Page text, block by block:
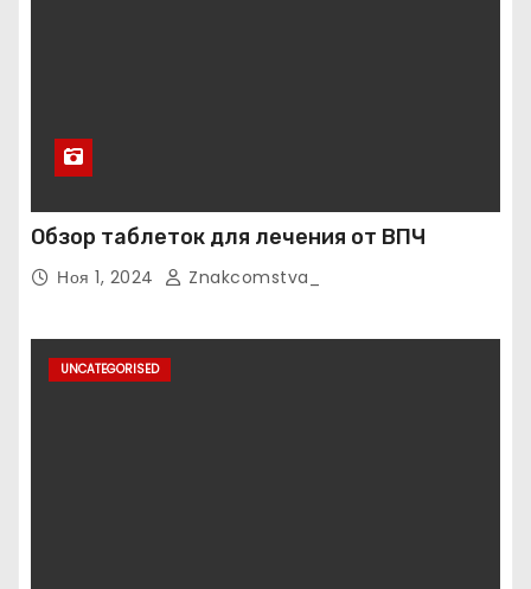
Обзор таблеток для лечения от ВПЧ
Ноя 1, 2024 Znakcomstva_
UNCATEGORISED